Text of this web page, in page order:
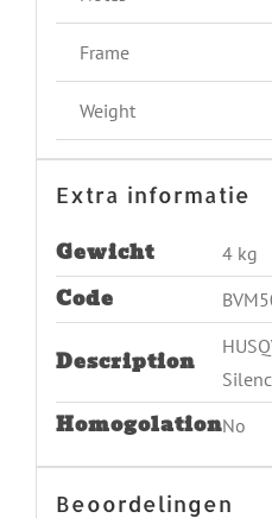
Frame
Weight
Extra informatie
Gewicht 4 kg
Code
Description
HomogolationNo
Beoordelingen